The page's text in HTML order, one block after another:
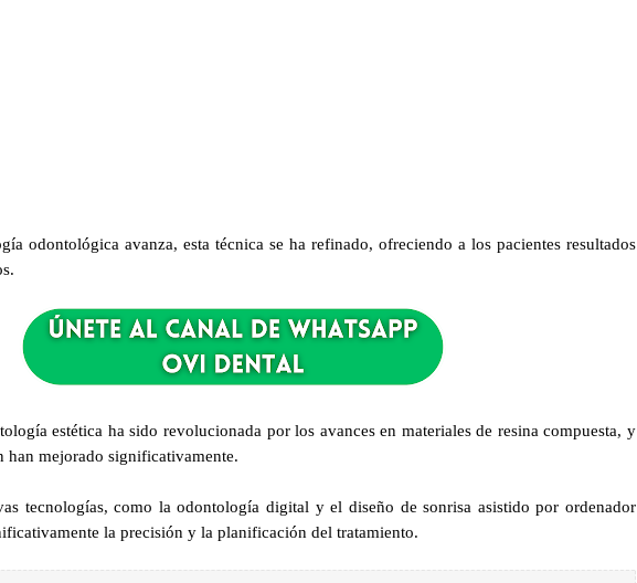
odontológica avanza, esta técnica se ha refinado, ofreciendo a los pacientes resultados
estética ha sido revolucionada por los avances en materiales de resina compuesta, y
han mejorado significativamente.
tecnologías, como la odontología digital y el diseño de sonrisa asistido por ordenador
la precisión y la planificación del tratamiento.